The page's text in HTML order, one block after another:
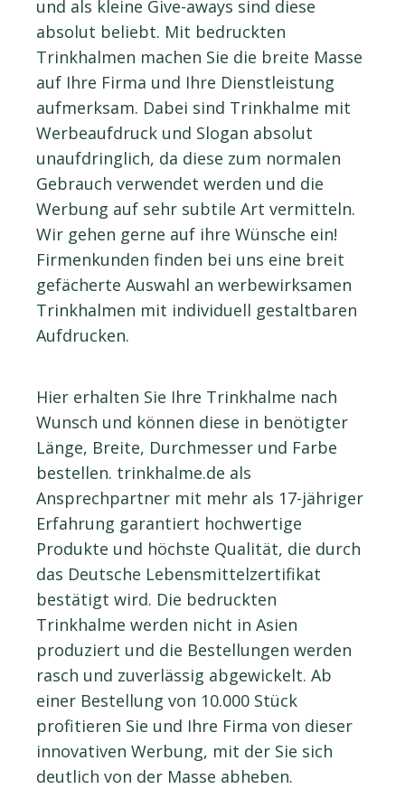
und als kleine Give-aways sind diese
absolut beliebt. Mit bedruckten
Trinkhalmen machen Sie die breite Masse
auf Ihre Firma und Ihre Dienstleistung
aufmerksam. Dabei sind Trinkhalme mit
Werbeaufdruck und Slogan absolut
unaufdringlich, da diese zum normalen
Gebrauch verwendet werden und die
Werbung auf sehr subtile Art vermitteln.
Wir gehen gerne auf ihre Wünsche ein!
Firmenkunden finden bei uns eine breit
gefächerte Auswahl an werbewirksamen
Trinkhalmen mit individuell gestaltbaren
Aufdrucken.
Hier erhalten Sie Ihre Trinkhalme nach
Wunsch und können diese in benötigter
Länge, Breite, Durchmesser und Farbe
bestellen. trinkhalme.de als
Ansprechpartner mit mehr als 17-jähriger
Erfahrung garantiert hochwertige
Produkte und höchste Qualität, die durch
das Deutsche Lebensmittelzertifikat
bestätigt wird. Die bedruckten
Trinkhalme werden nicht in Asien
produziert und die Bestellungen werden
rasch und zuverlässig abgewickelt. Ab
einer Bestellung von 10.000 Stück
profitieren Sie und Ihre Firma von dieser
innovativen Werbung, mit der Sie sich
deutlich von der Masse abheben.